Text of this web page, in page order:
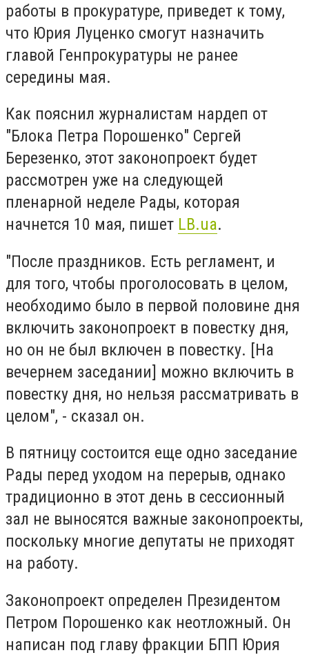
работы в прокуратуре, приведет к тому,
что Юрия Луценко смогут назначить
главой Генпрокуратуры не ранее
середины мая.
Как пояснил журналистам нардеп от
"Блока Петра Порошенко" Сергей
Березенко, этот законопроект будет
рассмотрен уже на следующей
пленарной неделе Рады, которая
начнется 10 мая, пишет LB.ua.
"После праздников. Есть регламент, и
для того, чтобы проголосовать в целом,
необходимо было в первой половине дня
включить законопроект в повестку дня,
но он не был включен в повестку. [На
вечернем заседании] можно включить в
повестку дня, но нельзя рассматривать в
целом", - сказал он.
В пятницу состоится еще одно заседание
Рады перед уходом на перерыв, однако
традиционно в этот день в сессионный
зал не выносятся важные законопроекты,
поскольку многие депутаты не приходят
на работу.
Законопроект определен Президентом
Петром Порошенко как неотложный. Он
написан под главу фракции БПП Юрия